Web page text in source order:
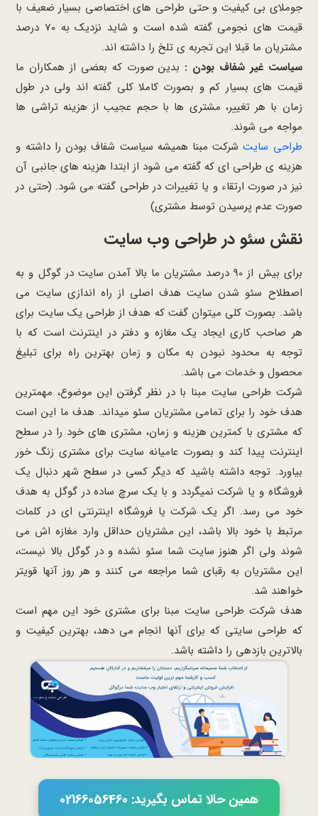
جوملای بی کیفیت و حتی طراحی های اختصاصی بسیار ضعیف با
قیمت های نجومی گفته شده است و شاید نزدیک به 70 درصد
مشتریان ما قبلا این تجربه ی تلخ را داشته اند.
سیاست غیر شفاف بودن : بدین صورت که بعضی از همکاران ما
قیمت های بسیار کم و بصورت کاملا کلی گفته اند ولی در طول
زمان با هر تغییر، مشتری ها با حجم عجیب از هزینه تراشی ها
مواجه می شوند.
طراحی سایتشرکت مبنا همیشه سیاست شفاف بودن را داشته و
هزینه ی طراحی ای که گفته می شود از ابتدا هزینه های جانبی آن
نیز در صورت ارتقاء و یا تغییرات در طراحی گفته می شود. (حتی در
صورت عدم پرسیدن توسط مشتری)
نقش سئو در طراحی وب سایت
برای بیش از 90 درصد مشتریان ما بالا آمدن سایت در گوگل و به
اصطلاح سئو شدن سایت هدف اصلی از راه اندازی سایت می
باشد. بصورت کلی میتوان گفت که هدف از طراحی یک سایت برای
هر صاحب کاری ایجاد یک مغازه و دفتر در اینترنت است که با
توجه به محدود نبودن به مکان و زمان بهترین راه برای تبلیغ
محصول و خدمات می باشد.
شرکت طراحی سایت مبنا با در نظر گرفتن این موضوع، مهمترین
هدف خود را برای تمامی مشتریان سئو میداند. هدف ما این است
که مشتری با کمترین هزینه و زمان، مشتری های خود را در سطح
اینترنت پیدا کند و بصورت عامیانه سایت برای مشتری زنگ خور
بیاورد. توجه داشته باشید که دیگر کسی در سطح شهر دنبال یک
فروشگاه و یا شرکت نمیگردد و با یک سرچ ساده در گوگل به هدف
خود می رسد. اگر یک شرکت یا فروشگاه اینترنتی ای در کلمات
مرتبط با خود بالا باشد، این مشتریان حداقل وارد مغازه اش می
شوند ولی اگر هنوز سایت شما سئو نشده و در گوگل بالا نیست،
این مشتریان به رقبای شما مراجعه می کنند و هر روز آنها قویتر
خواهند شد.
هدف شرکت طراحی سایت مبنا برای مشتری خود این مهم است
که طراحی سایتی که برای آنها انجام می دهد، بهترین کیفیت و
بالاترین بازدهی را داشته باشد.
همین حالا تماس بگیرید: 02166056460